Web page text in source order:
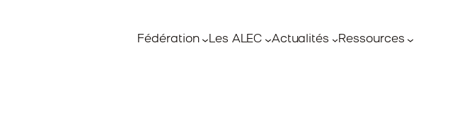
Fédération Les ALEC Actualités Ressources